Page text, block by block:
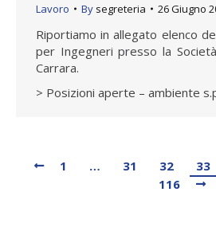
Lavoro By segreteria 26 Giugno
Riportiamo in allegato elenco
per Ingegneri presso la
Carrara.
> Posizioni aperte – ambiente
1 … 31 32 33
116